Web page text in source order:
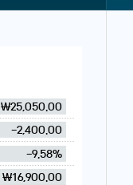
₩25,050.00
-2,400.00
-9.58%
₩16,900.00